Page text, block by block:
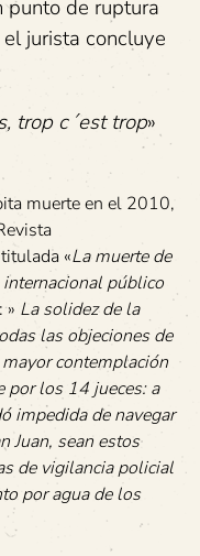
punto de ruptura
jurista concluye
trop c´est trop»
muerte en el 2010,
«La muerte de
público
» La solidez de la
las objeciones de
contemplación
por los 14 jueces: a
impedida de navegar
Juan, sean estos
de vigilancia policial
por agua de los